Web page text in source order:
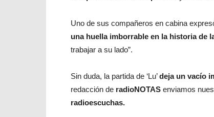
Uno de sus compañeros en cabina
una huella imborrable en la historia de
trabajar a su lado”.
Sin duda, la partida de ‘Lu’deja un vacío
redacción de radioNOTAS enviamos
radioescuchas.